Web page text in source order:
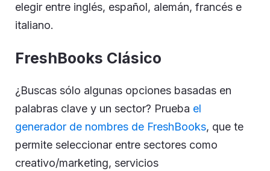
elegir entre inglés, español, alemán, francés e
italiano.
FreshBooks Clásico
¿Buscas sólo algunas opciones basadas en
palabras clave y un sector? Prueba el
generador de nombres de FreshBooks, que te
permite seleccionar entre sectores como
creativo/marketing, servicios